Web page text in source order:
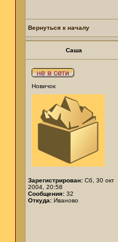
Вернуться к началу
Саша
Новичок
Зарегистрирован: Сб, 30 окт
2004, 20:58
Сообщения: 32
Откуда: Иваново